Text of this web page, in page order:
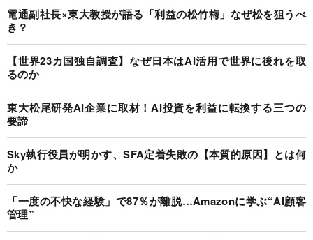
電通副社長×東大教授が語る「利益の松竹梅」なぜ松を狙うべ
き？
【世界23カ国独自調査】なぜ日本はAI活用で世界に後れを取
るのか
東大松尾研発AI企業に取材！AI投資を利益に転換する三つの
要諦
Sky執行役員が明かす、SFA定着失敗の【本質的原因】とは何
か
「一度の不快な経験」で87％が離脱…Amazonに学ぶ“AI顧客
管理”